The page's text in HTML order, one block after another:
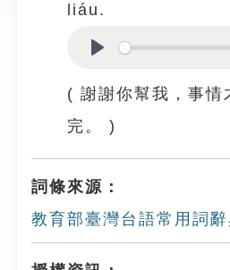
liáu.
( 謝謝你幫我，事情
完。 )
詞條來源：
教育部臺灣台語常用詞